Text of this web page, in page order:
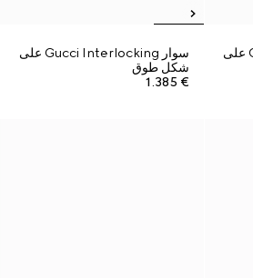
سوار Gucci Interlocking على
سوار Gucci Interlocking على
شكل طوق
€ 1.385